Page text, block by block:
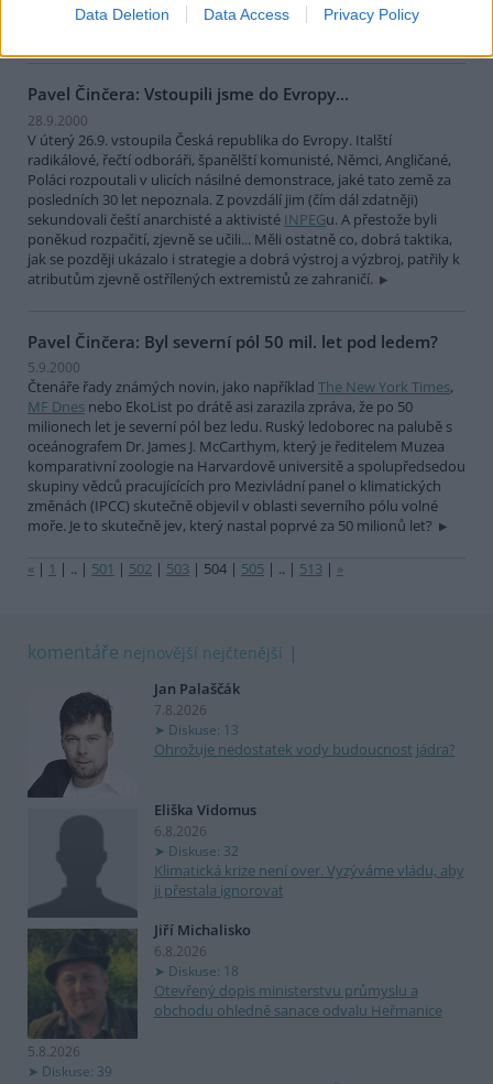
Data Deletion Data Access Privacy Policy
Bankwatch Network,Milostivé léto 2000 Přátelé Zemědiskuzní
Pavel Činčera: Vstoupili jsme do Evropy...
28.9.2000
V úterý 26.9. vstoupila Česká republika do Evropy. Italští
radikálové, řečtí odboráři, španělští komunisté, Němci, Angličané,
Poláci rozpoutali v ulicích násilné demonstrace, jaké tato země za
posledních 30 let nepoznala. Z povzdálí jim (čím dál zdatněji)
sekundovali čeští anarchisté a aktivisté INPEGu. A přestože byli
poněkud rozpačití, zjevně se učili... Měli ostatně co, dobrá taktika,
jak se později ukázalo i strategie a dobrá výstroj a výzbroj, patřily k
atributům zjevně ostřílených extremistů ze zahraničí.
Pavel Činčera: Byl severní pól 50 mil. let pod ledem?
5.9.2000
Čtenáře řady známých novin, jako například The New York Times,
MF Dnes nebo EkoList po drátě asi zarazila zpráva, že po 50
milionech let je severní pól bez ledu. Ruský ledoborec na palubě s
oceánografem Dr. James J. McCarthym, který je ředitelem Muzea
komparativní zoologie na Harvardově universitě a spolupředsedou
skupiny vědců pracujícících pro Mezivládní panel o klimatických
změnách (IPCC) skutečně objevil v oblasti severního pólu volné
moře. Je to skutečně jev, který nastal poprvé za 50 milionů let?
« | 1 | .. | 501 | 502 | 503 | 504 | 505 | .. | 513 | »
komentáře nejnovější nejčtenější
Jan Palaščák
7.8.2026
Diskuse: 13
Ohrožuje nedostatek vody budoucnost jádra?
Eliška Vidomus
6.8.2026
Diskuse: 32
Klimatická krize není over. Vyzýváme vládu, aby
ji přestala ignorovat
Jiří Michalisko
6.8.2026
Diskuse: 18
Otevřený dopis ministerstvu průmyslu a
obchodu ohledně sanace odvalu Heřmanice
5.8.2026
Diskuse: 39